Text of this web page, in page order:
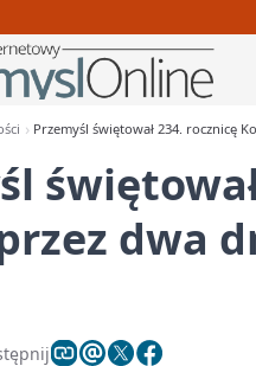
Przemyśl świętował 234. rocznicę
dwa